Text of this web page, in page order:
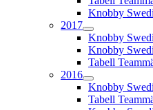
Knobby
2017
Knobby
Knobby
Tabell
2016
Knobby
Tabell